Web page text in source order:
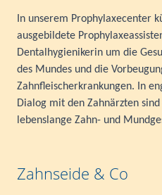
In unserem Prophylaxecenter
ausgebildete
Dentalhygienikerin um die
des Mundes und die
Zahnfleischerkrankungen. In
Dialog mit den Zahnärzten
lebenslange Zahn- und
Zahnseide & Co